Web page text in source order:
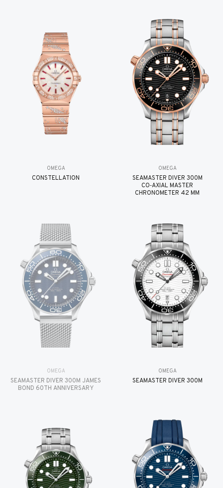
OMEGA
CONSTELLATION
OMEGA
SEAMASTER DIVER 300M
CO‑AXIAL MASTER
CHRONOMETER 42 MM
OMEGA
SEAMASTER DIVER 300M JAMES
BOND 60TH ANNIVERSARY
OMEGA
SEAMASTER DIVER 300M